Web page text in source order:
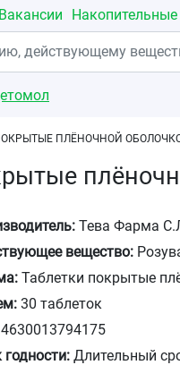
Вакансии
ПЛЁНОЧНОЙ
Тева Фарма
вещество:
Таблетки покрытые
30 таблеток
4630013794175
годности: Длительный